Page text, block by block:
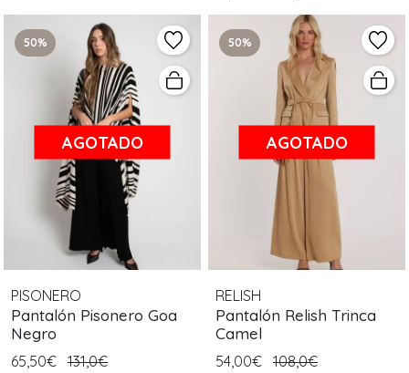
50%
AGOTADO
PISONERO
Pantalón Pisonero Goa
Negro
65,50€ 131,0€
50%
AGOTADO
RELISH
Pantalón Relish Trinca
Camel
54,00€ 108,0€